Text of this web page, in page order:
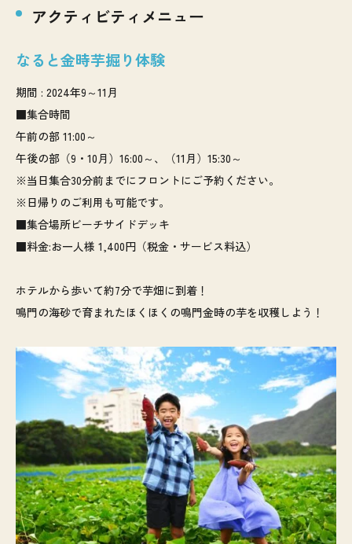
アクティビティメニュー
なると金時芋掘り体験
期間 : 2024年9～11月
■集合時間
午前の部 11:00～
午後の部（9・10月）16:00～、（11月）15:30～
※当日集合30分前までにフロントにご予約ください。
※日帰りのご利用も可能です。
■集合場所ビーチサイドデッキ
■料金:お一人様 1,400円（税金・サービス料込）
ホテルから歩いて約7分で芋畑に到着！
鳴門の海砂で育まれたほくほくの鳴門金時の芋を収穫しよう！